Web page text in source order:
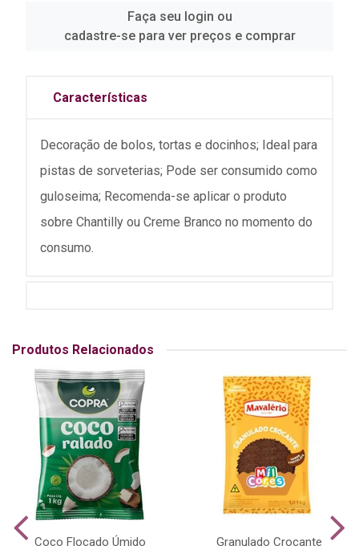
Faça seu login ou
cadastre-se para ver preços e comprar
Características
Decoração de bolos, tortas e docinhos; Ideal para
pistas de sorveterias; Pode ser consumido como
guloseima; Recomenda-se aplicar o produto
sobre Chantilly ou Creme Branco no momento do
consumo.
Produtos Relacionados
Coco Flocado Úmido
Granulado Crocante